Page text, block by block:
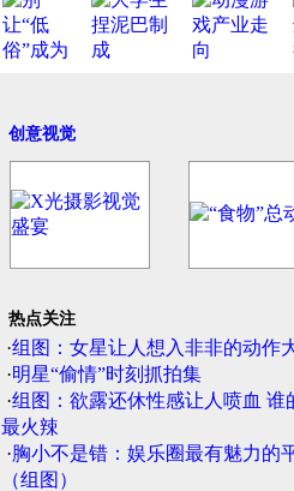
创意视觉
热点关注
·组图：女星让人想入非非的动作
·明星“偷情”时刻抓拍集
·组图：欲露还休性感让人喷血 谁
最火辣
·胸小不是错：娱乐圈最有魅力的
（组图）